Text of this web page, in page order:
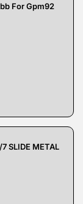
For Gpm92
SLIDE METAL